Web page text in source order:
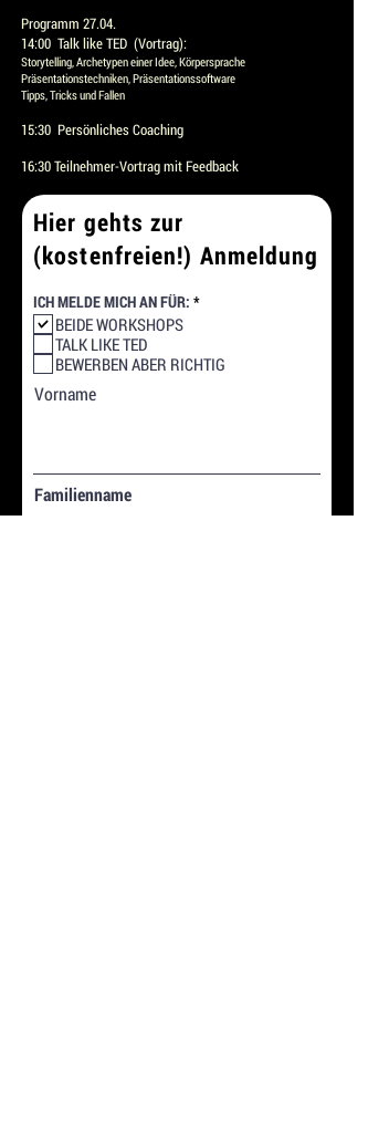
Programm 27.04.
14:00 Talk like TED (Vortrag):
Storytelling, Archetypen einer Idee, Körpersprache
Präsentationstechniken, Präsentationssoftware
Tipps, Tricks und Fallen
15:30 Persönliches Coaching
16:30 Teilnehmer-Vortrag mit Feedback
Hier gehts zur
(kostenfreien!) Anmeldung
ICH MELDE MICH AN FÜR: *R
i
r
BEIDE WORKSHOPS
TALK LIKE TED
BEWERBEN ABER RICHTIG
Vorname
Familienname